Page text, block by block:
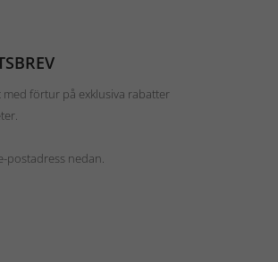
med förtur på exklusiva rabatter
postadress nedan.